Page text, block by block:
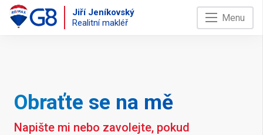
Jiří Jeníkovský
Realitní makléř
Menu
Obraťte se na mě
Napište mi nebo zavolejte, pokud